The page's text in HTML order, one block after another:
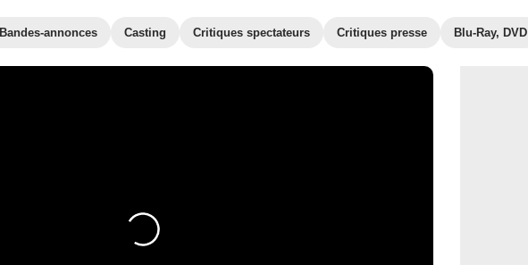
Bandes-annonces Casting Critiques spectateurs Critiques presse Blu-Ray, DVD